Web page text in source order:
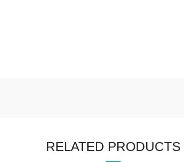
RELATED PRODUCTS